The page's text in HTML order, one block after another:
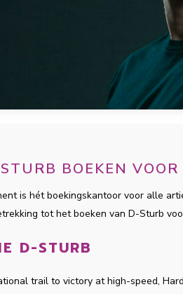
BOEKEN VOOR
is hét boekingskantoor voor alle
tot het boeken van D-Sturb
D-STURB
trail to victory at high-speed,